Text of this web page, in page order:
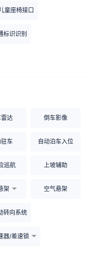
童座椅接口
标识识别
达 倒车影像
驻车 自动泊车入位
巡航 上坡辅助
架 空气悬架
转向系统
器/差速锁